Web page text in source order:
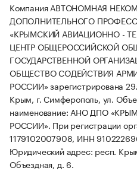
Компания АВТОНОМНАЯ
ДОПОЛНИТЕЛЬНОГО
«КРЫМСКИЙ АВИАЦИОННО -
ЦЕНТР ОБЩЕРОССИЙСКОЙ
ГОСУДАРСТВЕННОЙ
ОБЩЕСТВО СОДЕЙСТВИЯ
РОССИИ» зарегистрирована
Крым, г. Симферополь, ул.
наименование: АНО ДПО
РОССИИ». При регистрации
1179102007908, ИНН
Юридический адрес: респ.
Объездная, д. 6.